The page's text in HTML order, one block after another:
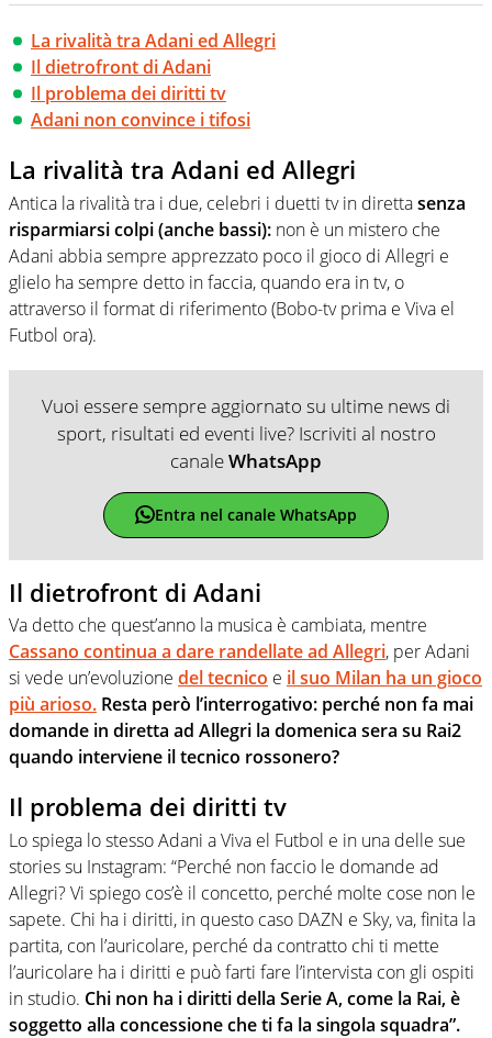
La rivalità tra Adani ed Allegri
Il dietrofront di Adani
Il problema dei diritti tv
Adani non convince i tifosi
La rivalità tra Adani ed Allegri
Antica la rivalità tra i due, celebri i duetti tv in direttasenza
risparmiarsi colpi (anche bassi): non è un mistero che
Adani abbia sempre apprezzato poco il gioco di Allegri e
glielo ha sempre detto in faccia, quando era in tv, o
attraverso il format di riferimento (Bobo-tv prima e Viva el
Futbol ora).
Vuoi essere sempre aggiornato su ultime news di
sport, risultati ed eventi live? Iscriviti al nostro
canaleWhatsApp
Entra nel canale WhatsApp
Il dietrofront di Adani
Va detto che quest’anno la musica è cambiata, mentre
Cassano continua a dare randellate ad Allegri, per Adani
si vede un’evoluzione del tecnico e il suo Milan ha un gioco
più arioso. Resta però l’interrogativo: perché non fa mai
domande in diretta ad Allegri la domenica sera su Rai2
quando interviene il tecnico rossonero?
Il problema dei diritti tv
Lo spiega lo stesso Adani a Viva el Futbol e in una delle sue
stories su Instagram: “Perché non faccio le domande ad
Allegri? Vi spiego cos’è il concetto, perché molte cose non le
sapete. Chi ha i diritti, in questo caso DAZN e Sky, va, finita la
partita, con l’auricolare, perché da contratto chi ti mette
l’auricolare ha i diritti e può farti fare l’intervista con gli ospiti
in studio. Chi non ha i diritti della Serie A, come la Rai, è
soggetto alla concessione che ti fa la singola squadra”.